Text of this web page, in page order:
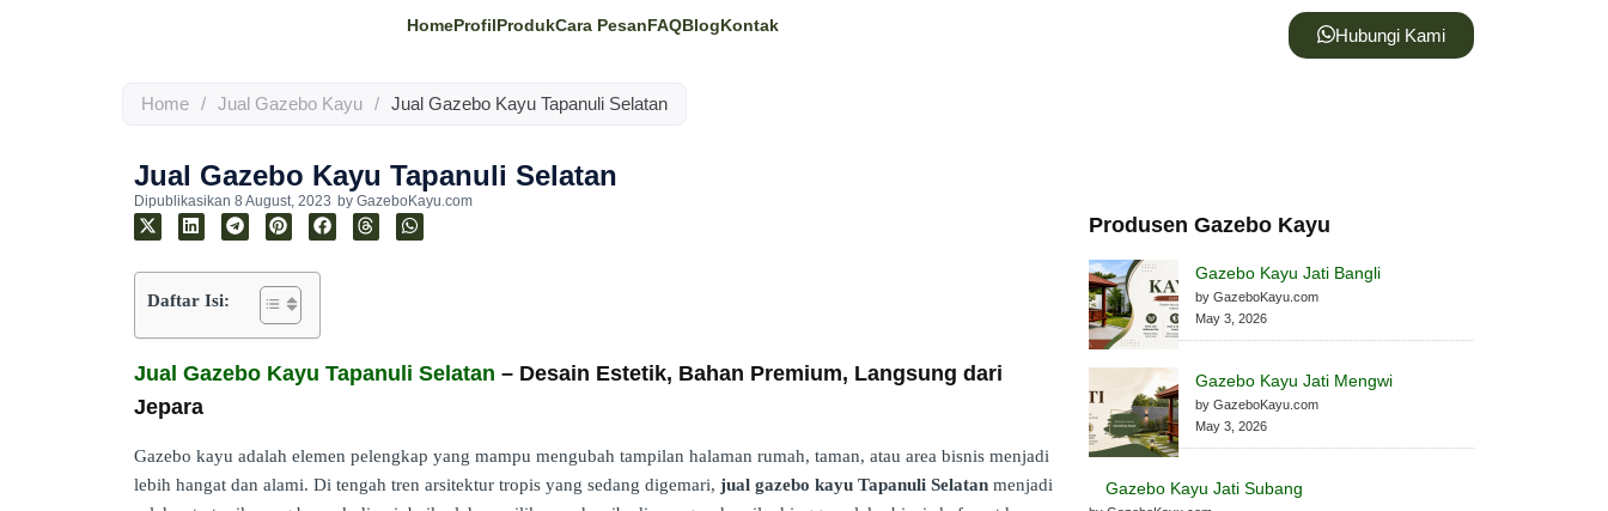
HomeProfilProdukCara PesanFAQBlogKontak Hubungi Kami
Home / Jual Gazebo Kayu / Jual Gazebo Kayu Tapanuli Selatan
Jual Gazebo Kayu Tapanuli Selatan
Dipublikasikan 8 August, 2023 by GazeboKayu.com
Daftar Isi:
Jual Gazebo Kayu Tapanuli Selatan – Desain Estetik, Bahan Premium, Langsung dari
Jepara
Gazebo kayu adalah elemen pelengkap yang mampu mengubah tampilan halaman rumah, taman, atau area bisnis menjadi
lebih hangat dan alami. Di tengah tren arsitektur tropis yang sedang digemari, jual gazebo kayu Tapanuli Selatan menjadi
Produsen Gazebo Kayu
Gazebo Kayu Jati Bangli
by GazeboKayu.com
May 3, 2026
Gazebo Kayu Jati Mengwi
by GazeboKayu.com
May 3, 2026
Gazebo Kayu Jati Subang